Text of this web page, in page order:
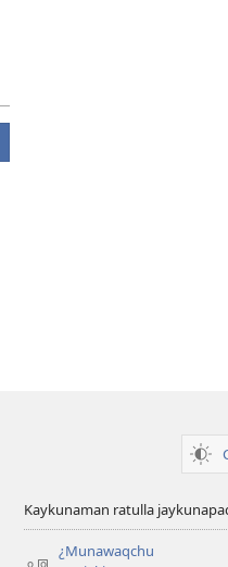
Kaykunaman ratulla
¿Munawaqchu